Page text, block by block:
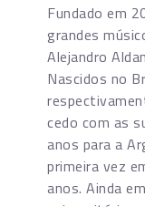
Fundado em
grandes
Alejandro
Nascidos no
cedo com as
anos para a
primeira vez
anos. Ainda